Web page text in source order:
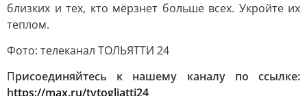
близких и тех, кто мёрзнет больше всех. Укройте их
теплом.
Фото: телеканал ТОЛЬЯТТИ 24
Присоединяйтесь к нашему каналу по ссылке:
https://max.ru/tvtogliatti24